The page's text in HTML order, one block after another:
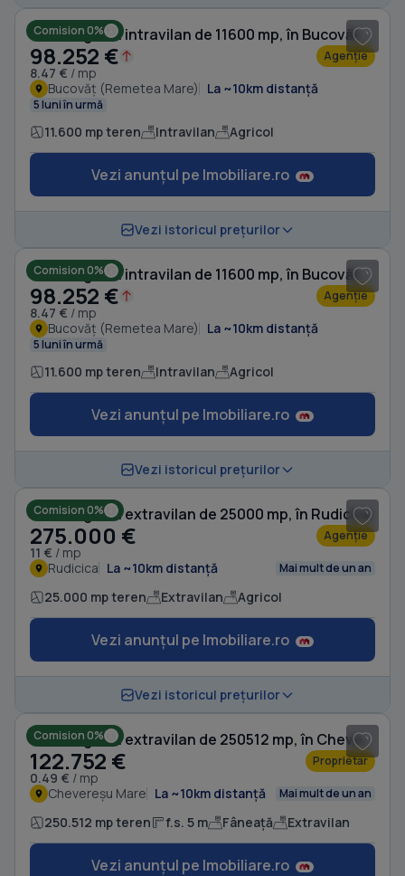
Comision 0% Teren agricol intravilan de 11600 mp, în Bucovăț (Remetea Mare)
98.252 €
8.47 € / mp
Agenție
Bucovăț (Remetea Mare) La ~10km distanță
5 luni în urmă
11.600 mp teren Intravilan Agricol
Vezi anunțul pe Imobiliare.ro
Vezi istoricul prețurilor
Comision 0% Teren agricol intravilan de 11600 mp, în Bucovăț (Remetea Mare)
98.252 €
8.47 € / mp
Agenție
Bucovăț (Remetea Mare) La ~10km distanță
5 luni în urmă
11.600 mp teren Intravilan Agricol
Vezi anunțul pe Imobiliare.ro
Vezi istoricul prețurilor
Comision 0%
Teren agricol extravilan de 25000 mp, în Rudicica
275.000 €
11 € / mp
Agenție
Rudicica La ~10km distanță Mai mult de un an
25.000 mp teren Extravilan Agricol
Vezi anunțul pe Imobiliare.ro
Vezi istoricul prețurilor
Comision 0% Teren agricol extravilan de 250512 mp, în Chevereșu Mare
122.752 €
0.49 € / mp
Proprietar
Chevereșu Mare La ~10km distanță Mai mult de un an
250.512 mp teren f.s. 5 m Fâneață Extravilan
Vezi anunțul pe Imobiliare.ro